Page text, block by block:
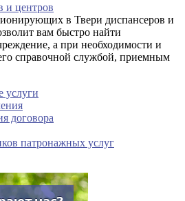
и центров
в Твери диспансеров и
вам быстро найти
а при необходимости и
справочной службой, приемным
услуги
договора
патронажных услуг